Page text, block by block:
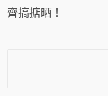
齊搞掂晒！